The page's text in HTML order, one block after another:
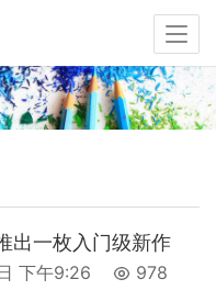
出一枚入门级新作
下午9:26 978